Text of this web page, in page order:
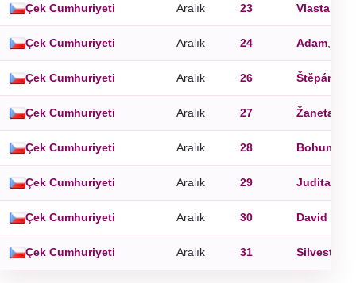
Çek Cumhuriyeti Aralık 23 Vlasta
Çek Cumhuriyeti Aralık 24 Adam
Çek Cumhuriyeti Aralık 26 Štěpán
Çek Cumhuriyeti Aralık 27 Žaneta
Çek Cumhuriyeti Aralık 28 Bohumila
Çek Cumhuriyeti Aralık 29 Judita
Çek Cumhuriyeti Aralık 30 David
Çek Cumhuriyeti Aralık 31 Silvestr